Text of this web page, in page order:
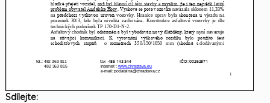
Sdílejte: